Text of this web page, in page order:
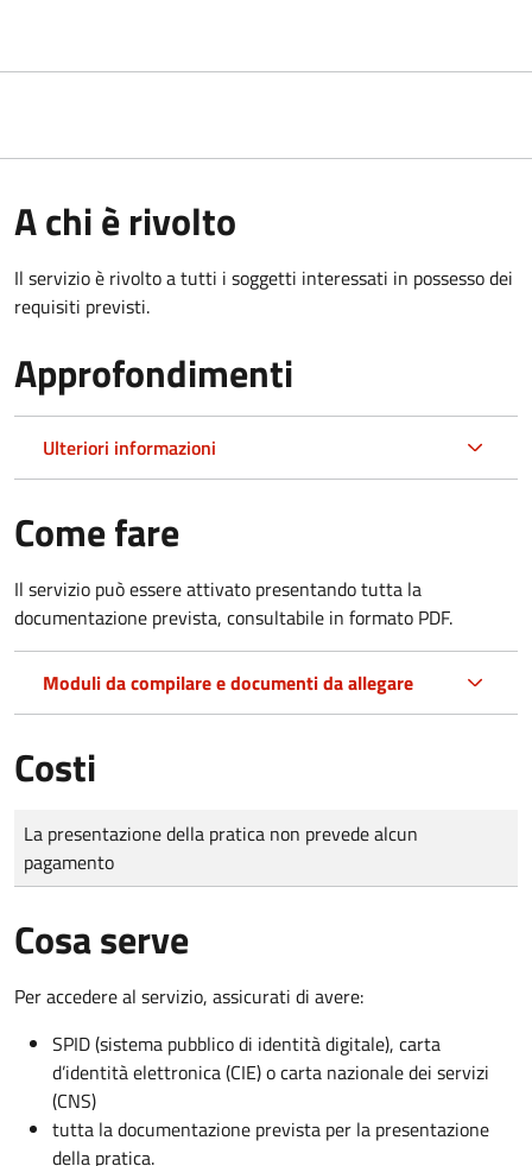
A chi è rivolto
Il servizio è rivolto a tutti i soggetti interessati in possesso dei
requisiti previsti.
Approfondimenti
Ulteriori informazioni
Come fare
Il servizio può essere attivato presentando tutta la
documentazione prevista, consultabile in formato PDF.
Moduli da compilare e documenti da allegare
Costi
Tipo di pagamento
Importo
La presentazione della pratica non prevede alcun
pagamento
Cosa serve
Per accedere al servizio, assicurati di avere:
SPID (sistema pubblico di identità digitale), carta
d’identità elettronica (CIE) o carta nazionale dei servizi
(CNS)
tutta la documentazione prevista per la presentazione
della pratica.